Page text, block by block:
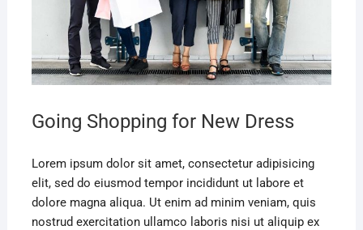
Going Shopping for New Dress
Lorem ipsum dolor sit amet, consectetur adipisicing
elit, sed do eiusmod tempor incididunt ut labore et
dolore magna aliqua. Ut enim ad minim veniam, quis
nostrud exercitation ullamco laboris nisi ut aliquip ex